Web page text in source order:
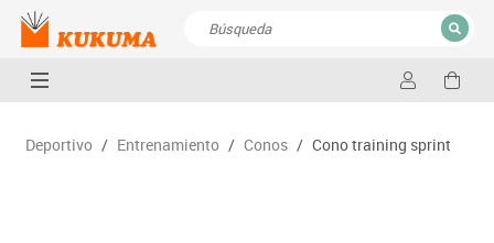
CERRAR
Deportivo / Entrenamiento / Conos / Cono training sprint